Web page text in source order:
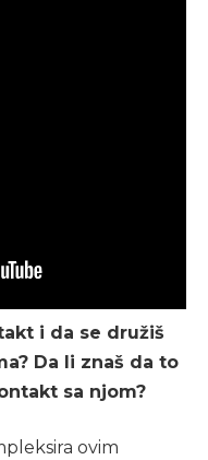
i da se družiš
Da li znaš da to
sa njom?
ovim